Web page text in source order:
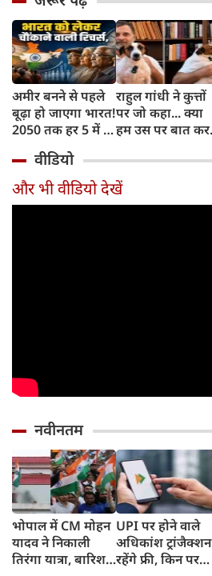
अमीर बनने से पहले
बूढ़ा हो जाएगा भारत!
2050 तक हर 5 में 1
साल से ज्यादा उम्र का
राहुल गांधी ने कुत्तों
पर जो कहा... क्या
हम उस पर बात कर
वीडियो
और भी वीडियो देखें
नवीनतम
भोपाल में CM मोहन
यादव ने निकाली
तिरंगा यात्रा, बारिश
UPI पर होने वाले
अधिकांश ट्रांजैक्शन
रहेंगे फ्री, किन पर